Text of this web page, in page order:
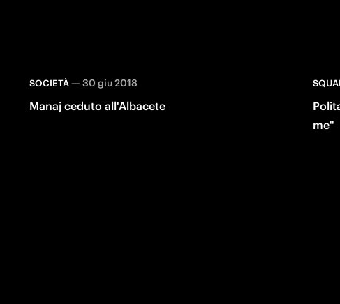
SOCIETÀ— 30 giu 2018
Manaj ceduto all'Albacete
me"